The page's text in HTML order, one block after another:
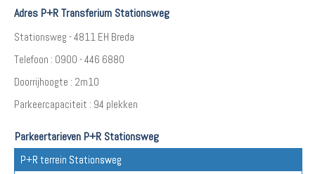
Adres P+R Transferium Stationsweg
Stationsweg - 4811 EH Breda
Telefoon : 0900 - 446 6880
Doorrijhoogte : 2m10
Parkeercapaciteit : 94 plekken
Parkeertarieven P+R Stationsweg
P+R terrein Stationsweg